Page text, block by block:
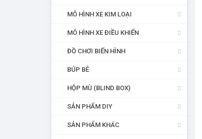
MÔ HÌNH XE KIM LOẠI
MÔ HÌNH XE ĐIỀU KHIỂN
ĐỒ CHƠI BIẾN HÌNH
BÚP BÊ
HỘP MÙ (BLIND BOX)
SẢN PHẨM DIY
SẢN PHẨM KHÁC